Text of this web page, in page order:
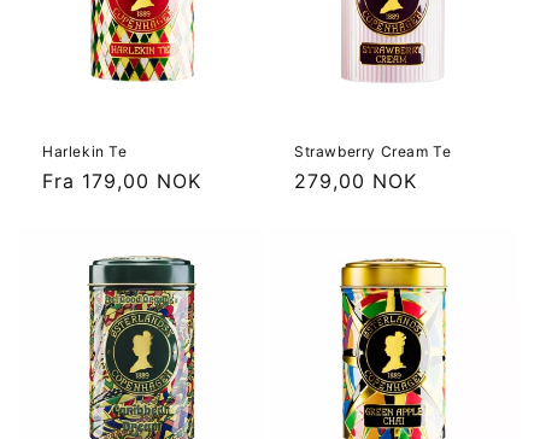
Harlekin Te
Vanlig
Fra 179,00 NOK
Strawberry Cream Te
Vanlig
279,00 NOK